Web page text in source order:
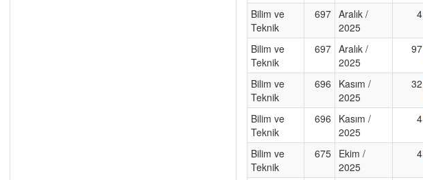
Bilim ve
Teknik
697 Aralık /
2025
4
Bilim ve
Teknik
697 Aralık /
2025
97
Bilim ve
Teknik
696
Kasım /
2025
32
Bilim ve
Teknik
696
Kasım /
2025
4
Bilim ve
Teknik
675 Ekim /
2025
4